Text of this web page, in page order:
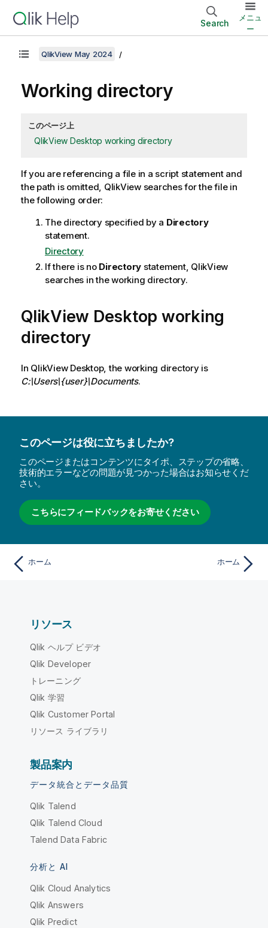
Search
メニュ
ー
QlikView May 2024
Working directory
このページ上
QlikView Desktop working directory
If you are referencing a file in a script statement and
the path is omitted, QlikViewsearches for the file in
the following order:
The directory specified by a Directory
statement.
Directory
If there is no Directory statement, QlikView
searches in the working directory.
QlikView Desktop working
directory
In QlikView Desktop, the working directory is
C:\Users\{user}\Documents.
このページは役に立ちましたか?
このページまたはコンテンツにタイポ、ステップの省略、
技術的エラーなどの問題が見つかった場合はお知らせくだ
さい。
こちらにフィードバックをお寄せください
ホーム ホーム
リソース
Qlik ヘルプ ビデオ
Qlik Developer
トレーニング
Qlik 学習
Qlik Customer Portal
リソース ライブラリ
製品案内
データ統合とデータ品質
Qlik Talend
Qlik Talend Cloud
Talend Data Fabric
分析と AI
Qlik Cloud Analytics
Qlik Answers
Qlik Predict